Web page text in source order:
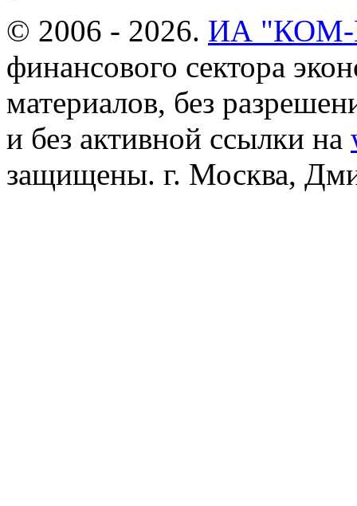
© 2006 - 2026. ИА
финансового сектора
материалов, без
и без активной ссылки на
защищены. г. Москва,